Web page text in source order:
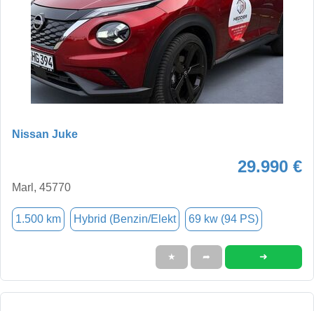
Nissan Juke
29.990 €
Marl, 45770
1.500 km Hybrid (Benzin/Elekt 69 kw (94 PS)
★ ➦ ➜